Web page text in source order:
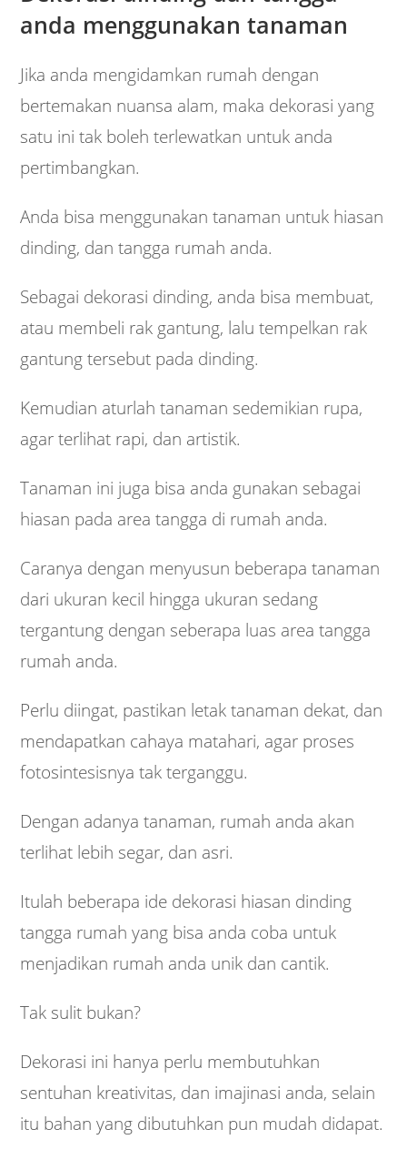
anda menggunakan tanaman
Jika anda mengidamkan rumah dengan
bertemakan nuansa alam, maka dekorasi yang
satu ini tak boleh terlewatkan untuk anda
pertimbangkan.
Anda bisa menggunakan tanaman untuk hiasan
dinding, dan tangga rumah anda.
Sebagai dekorasi dinding, anda bisa membuat,
atau membeli rak gantung, lalu tempelkan rak
gantung tersebut pada dinding.
Kemudian aturlah tanaman sedemikian rupa,
agar terlihat rapi, dan artistik.
Tanaman ini juga bisa anda gunakan sebagai
hiasan pada area tangga di rumah anda.
Caranya dengan menyusun beberapa tanaman
dari ukuran kecil hingga ukuran sedang
tergantung dengan seberapa luas area tangga
rumah anda.
Perlu diingat, pastikan letak tanaman dekat, dan
mendapatkan cahaya matahari, agar proses
fotosintesisnya tak terganggu.
Dengan adanya tanaman, rumah anda akan
terlihat lebih segar, dan asri.
Itulah beberapa ide dekorasi hiasan dinding
tangga rumah yang bisa anda coba untuk
menjadikan rumah anda unik dan cantik.
Tak sulit bukan?
Dekorasi ini hanya perlu membutuhkan
sentuhan kreativitas, dan imajinasi anda, selain
itu bahan yang dibutuhkan pun mudah didapat.